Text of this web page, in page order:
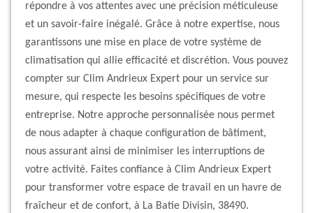
répondre à vos attentes avec une précision méticuleuse
et un savoir-faire inégalé. Grâce à notre expertise, nous
garantissons une mise en place de votre système de
climatisation qui allie efficacité et discrétion. Vous pouvez
compter sur Clim Andrieux Expert pour un service sur
mesure, qui respecte les besoins spécifiques de votre
entreprise. Notre approche personnalisée nous permet
de nous adapter à chaque configuration de bâtiment,
nous assurant ainsi de minimiser les interruptions de
votre activité. Faites confiance à Clim Andrieux Expert
pour transformer votre espace de travail en un havre de
fraîcheur et de confort, à La Batie Divisin, 38490.